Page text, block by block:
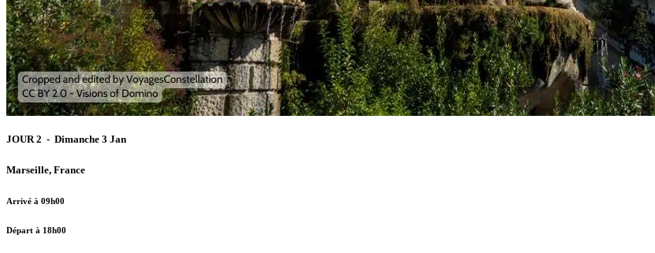
JOUR 2 - Dimanche 3 Jan
Marseille, France
Arrivé à 09h00
Départ à 18h00